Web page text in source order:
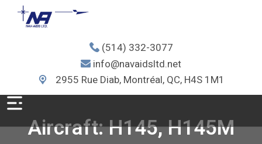
(514) 332-3077
info@navaidsltd.net
2955 Rue Diab, Montréal, QC, H4S 1M1
Aircraft: H145, H145M